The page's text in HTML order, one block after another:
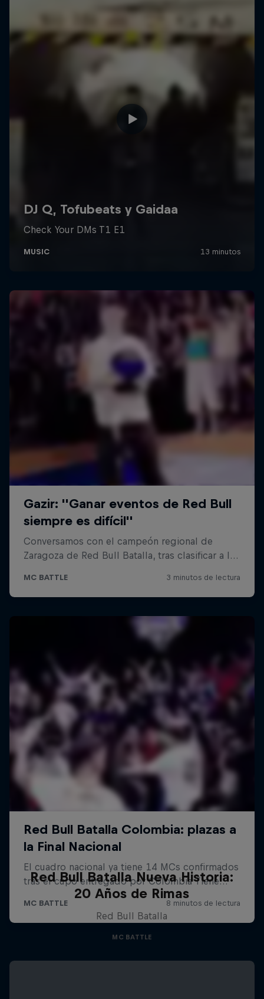
Red Bull Batalla Nueva Historia:
20 Años de Rimas
Red Bull Batalla
MC BATTLE